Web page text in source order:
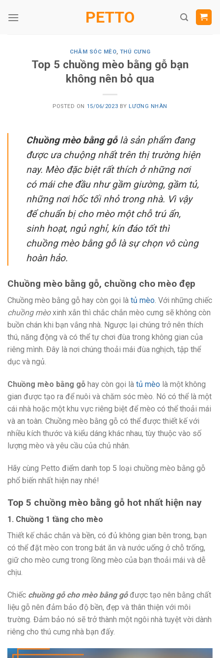
PETTO
CHĂM SÓC MÈO, THÚ CƯNG
Top 5 chuồng mèo bằng gỗ bạn
không nên bỏ qua
POSTED ON 15/06/2023 BY LƯƠNG NHÀN
Chuồng mèo bằng gỗlà sản phẩm đang
được ưa chuộng nhất trên thị trường hiện
nay. Mèo đặc biệt rất thích ở những nơi
có mái che đầu như gầm giường, gầm tủ,
những nơi hốc tối nhỏ trong nhà. Vì vậy
để chuẩn bị cho mèo một chỗ trú ẩn,
sinh hoạt, ngủ nghỉ, kín đáo tốt thì
chuồng mèo bằng gỗlà sự chọn vô cùng
hoàn hảo.
Chuồng mèo bằng gỗ, chuồng cho mèo đẹp
Chuồng mèo bằng gỗ hay còn gọi là tủ mèo. Với những chiếc
chuồng mèoxinh xắn thì chắc chắn mèo cưng sẽ không còn
buồn chán khi bạn vắng nhà. Ngược lại chúng trở nên thích
thú, năng động và có thể tự chơi đùa trong không gian của
riêng mình. Đây là nơi chúng thoải mái đùa nghịch, tập thể
dục và ngủ.
Chuồng mèo bằng gỗ hay còn gọi là tủ mèo là một không
gian được tạo ra để nuôi và chăm sóc mèo. Nó có thể là một
cái nhà hoặc một khu vực riêng biệt để mèo có thể thoải mái
và an toàn. Chuồng mèo bằng gỗ có thể được thiết kế với
nhiều kích thước và kiểu dáng khác nhau, tùy thuộc vào số
lượng mèo và yêu cầu của chủ nhân.
Hãy cùng Petto điểm danh top 5 loại chuồng mèo bằng gỗ
phổ biến nhất hiện nay nhé!
Top 5 chuồng mèo bằng gỗ hot nhất hiện nay
1. Chuồng 1 tầng cho mèo
Thiết kế chắc chắn và bền, có đủ không gian bên trong, bạn
có thể đặt mèo con trong bát ăn và nước uống ở chỗ trống,
giữ cho mèo cưng trong lồng mèo của bạn thoải mái và dễ
chịu.
Chiếc chuồng gỗ cho mèo bằng gỗđược tạo nên bằng chất
liệu gỗ nên đảm bảo độ bền, đẹp và thân thiện với môi
trường. Đảm bảo nó sẽ trở thành một ngôi nhà tuyệt vời dành
riêng cho thú cưng nhà bạn đấy.